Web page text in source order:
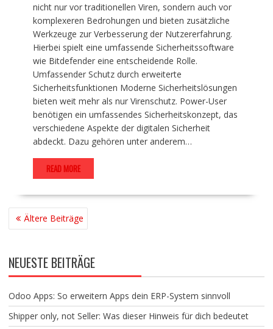
nicht nur vor traditionellen Viren, sondern auch vor
komplexeren Bedrohungen und bieten zusätzliche
Werkzeuge zur Verbesserung der Nutzererfahrung.
Hierbei spielt eine umfassende Sicherheitssoftware
wie Bitdefender eine entscheidende Rolle.
Umfassender Schutz durch erweiterte
Sicherheitsfunktionen Moderne Sicherheitslösungen
bieten weit mehr als nur Virenschutz. Power-User
benötigen ein umfassendes Sicherheitskonzept, das
verschiedene Aspekte der digitalen Sicherheit
abdeckt. Dazu gehören unter anderem…
READ MORE
BEITRAGSNAVIGATION
Ältere Beiträge
NEUESTE BEITRÄGE
Odoo Apps: So erweitern Apps dein ERP-System sinnvoll
Shipper only, not Seller: Was dieser Hinweis für dich bedeutet